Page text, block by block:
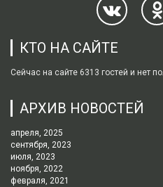
КТО НА САЙТЕ
Сейчас на сайте 6313 гостей и нет
АРХИВ НОВОСТЕЙ
апреля, 2025
сентября, 2023
июля, 2023
ноября, 2022
февраля, 2021